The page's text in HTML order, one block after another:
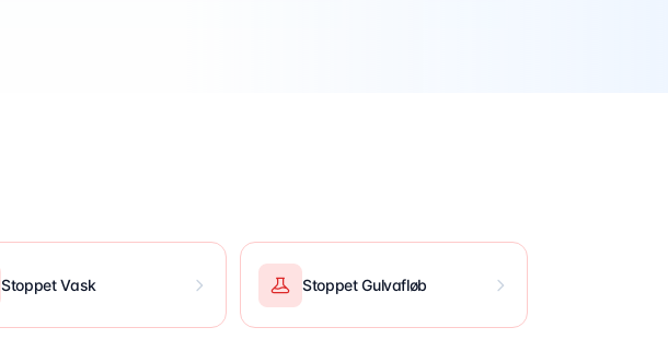
Stoppet Vask Stoppet Gulvafløb